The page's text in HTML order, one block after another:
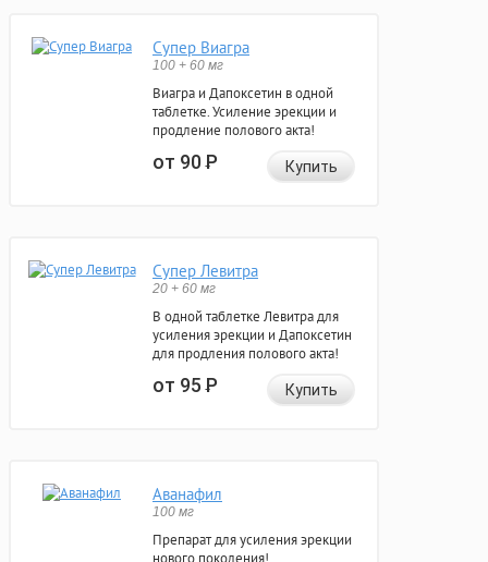
Супер Виагра
100 + 60 мг
Виагра и Дапоксетин в одной
таблетке. Усиление эрекции и
продление полового акта!
от 90Р Купить
Супер Левитра
20 + 60 мг
В одной таблетке Левитра для
усиления эрекции и Дапоксетин
для продления полового акта!
от 95Р Купить
Аванафил
100 мг
Препарат для усиления эрекции